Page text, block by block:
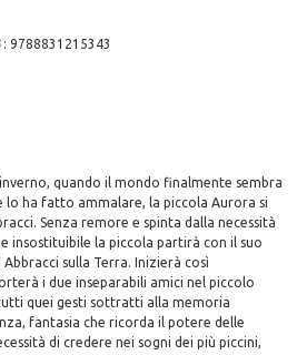
:9788831215343
quando il mondo finalmente sembra
lo ha fatto ammalare, la piccola Aurora si
Senza remore e spinta dalla necessità
insostituibile la piccola partirà con il suo
sulla Terra. Inizierà così
i due inseparabili amici nel piccolo
quei gesti sottratti alla memoria
fantasia che ricorda il potere delle
di credere nei sogni dei più piccini,